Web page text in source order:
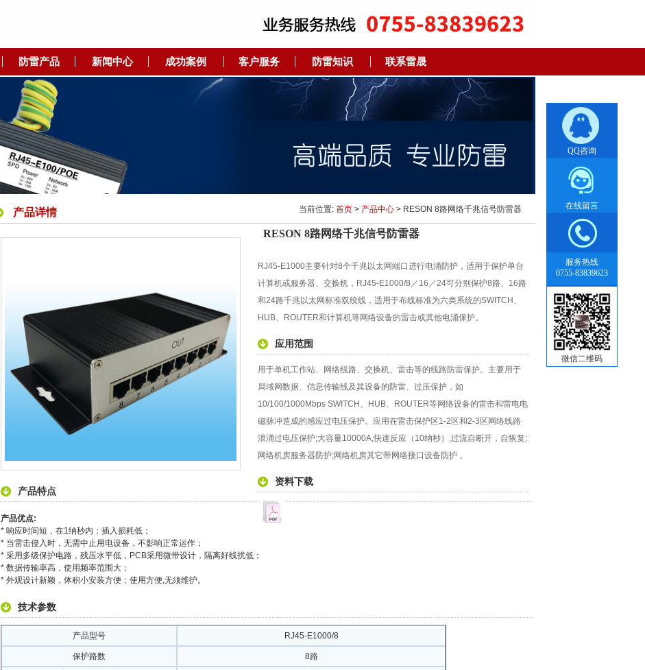
QQ咨询
在线留言
服务热线
0755-83839623
微信二维码
防雷产品 新闻中心 成功案例 客户服务 防雷知识 联系雷晟
产品详情 当前位置: 首页 > 产品中心 > RESON 8路网络千兆信号防雷器
RESON 8路网络千兆信号防雷器
RJ45-E1000主要针对8个千兆以太网端口进行电涌防护，适用于保护单台
计算机或服务器、交换机，RJ45-E1000/8／16／24可分别保护8路、16路
和24路千兆以太网标准双绞线，适用于布线标准为六类系统的SWITCH、
HUB、ROUTER和计算机等网络设备的雷击或其他电涌保护。
应用范围
用于单机工作站、网络线路、交换机、雷击等的线路防雷保护。主要用于
局域网数据、信息传输线及其设备的防雷、过压保护，如
10/100/1000Mbps SWITCH、HUB、ROUTER等网络设备的雷击和雷电电
磁脉冲造成的感应过电压保护。应用在雷击保护区1-2区和2-3区网络线路
浪涌过电压保护;大容量10000A,快速反应（10纳秒）,过流自断开，自恢复;
网络机房服务器防护;网络机房其它带网络接口设备防护 。
资料下载
产品特点
产品优点:
* 响应时间短，在1纳秒内；插入损耗低；
* 当雷击侵入时，无需中止用电设备，不影响正常运作；
* 采用多级保护电路，残压水平低，PCB采用微带设计，隔离好线扰低；
* 数据传输率高，使用频率范围大；
* 外观设计新颖，体积小安装方便；使用方便,无须维护。
技术参数
产品型号 RJ45-E1000/8
保护路数 8路